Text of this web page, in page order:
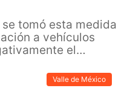
tomó esta medida
a vehículos
el…
Valle de México